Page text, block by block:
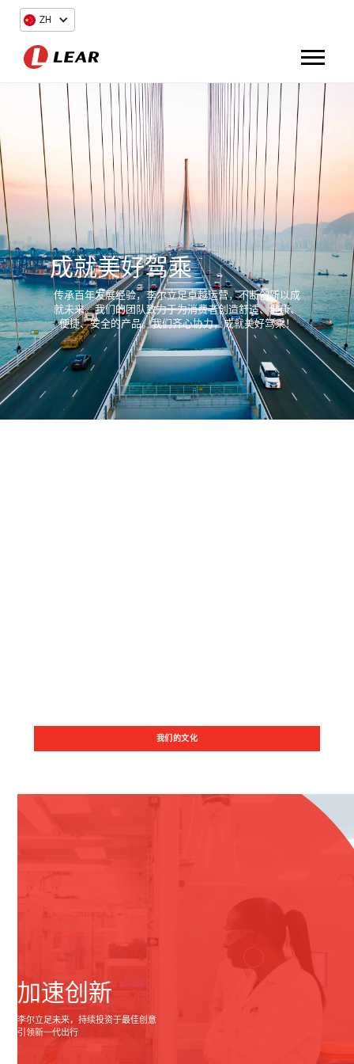
ZH
成就美好驾乘
传承百年发展经验，李尔立足卓越运营，不断创新以成
就未来。我们的团队致力于为消费者创造舒适、健康、
便捷、安全的产品。我们齐心协力，成就美好驾乘！
我们的文化
加速创新
李尔立足未来，持续投资于最佳创意
引领新一代出行